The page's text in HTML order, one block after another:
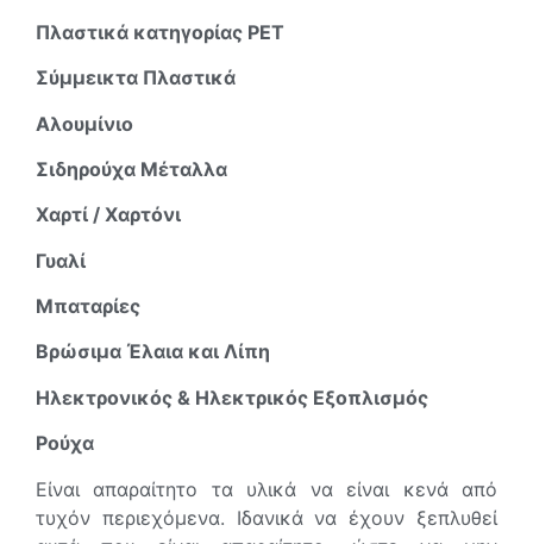
Πλαστικά κατηγορίας PET
Σύμμεικτα Πλαστικά
Αλουμίνιο
Σιδηρούχα Μέταλλα
Χαρτί / Χαρτόνι
Γυαλί
Μπαταρίες
Βρώσιμα Έλαια και Λίπη
Ηλεκτρονικός & Ηλεκτρικός Εξοπλισμός
Ρούχα
Είναι απαραίτητο τα υλικά να είναι κενά από
τυχόν περιεχόμενα. Ιδανικά να έχουν ξεπλυθεί